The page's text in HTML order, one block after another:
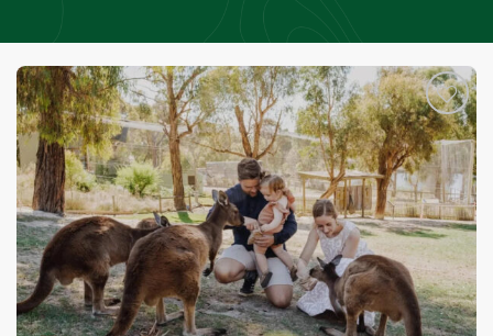
Add
to
wishlist